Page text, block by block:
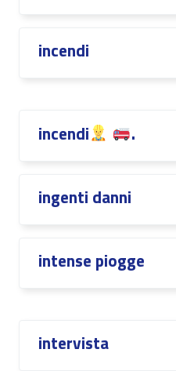
incendi
incendi .
ingenti danni
intense piogge
intervista